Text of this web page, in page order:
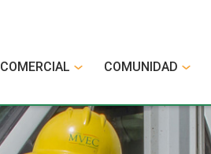
COMERCIAL COMUNIDAD